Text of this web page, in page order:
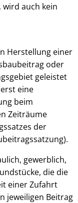
wird auch kein
Herstellung einer
oder
geleistet
eine
beim
Zeiträume
der
gewerblich,
die die
einer Zufahrt
jeweiligen Beitrag